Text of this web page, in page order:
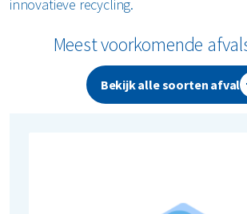
innovatieve recycling.
Meest voorkomende
Bekijk alle soorten afval